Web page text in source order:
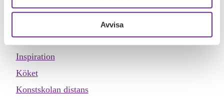
Avvisa
Dokumentärfilmskolan
Dokumentärfilmskolan distans
Evenemang
Inspiration
Köket
Konstskolan distans